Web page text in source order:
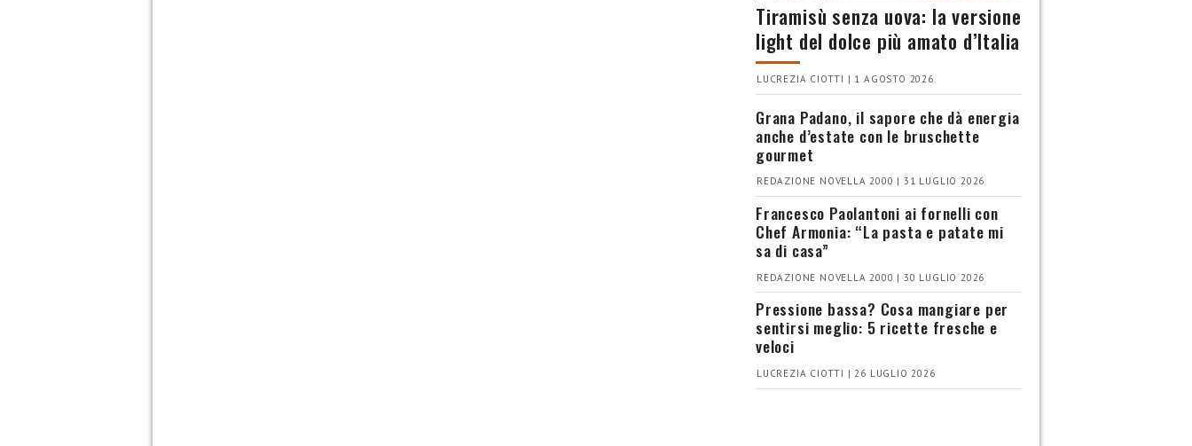
Tiramisù senza uova: la versione
light del dolce più amato d’Italia
LUCREZIA CIOTTI | 1 AGOSTO 2026
Grana Padano, il sapore che dà energia
anche d’estate con le bruschette
gourmet
REDAZIONE NOVELLA 2000 | 31 LUGLIO 2026
Francesco Paolantoni ai fornelli con
Chef Armonia: “La pasta e patate mi
sa di casa”
REDAZIONE NOVELLA 2000 | 30 LUGLIO 2026
Pressione bassa? Cosa mangiare per
sentirsi meglio: 5 ricette fresche e
veloci
LUCREZIA CIOTTI | 26 LUGLIO 2026